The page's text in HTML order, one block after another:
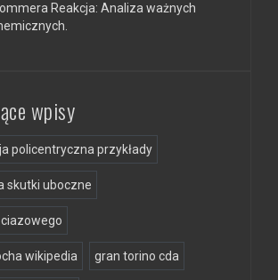
Reakcja: Analiza ważnych
wpisy
policentryczna przykłady
skutki uboczne
wikipedia gran torino cda